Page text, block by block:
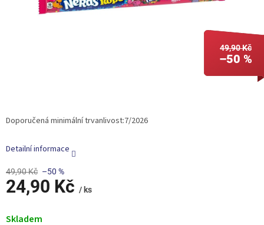
49,90 Kč
–50 %
49,90 Kč –50 %
24,90 Kč / ks
cena:
Skladem
Doporučená minimální trvanlivost:7/2026
Detailní informace